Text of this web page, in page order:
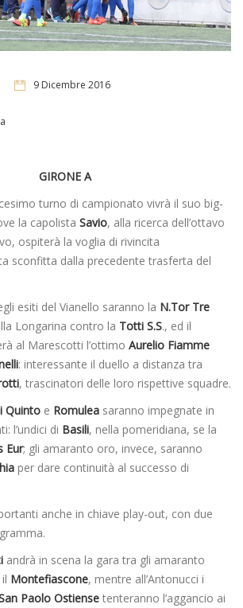
9 Dicembre 2016
GIRONE A
turno di campionato vivrà il suo big-
la capolista Savio, alla ricerca dell’ottavo
ospiterà la voglia di rivincita
sconfitta dalla precedente trasferta del
esiti del Vianello saranno la N.Tor Tre
Longarina contro la Totti S.S., ed il
al Marescotti l’ottimo Aurelio Fiamme
: interessante il duello a distanza tra
, trascinatori delle loro rispettive squadre.
Quinto e Romulea saranno impegnate in
l’undici di Basili, nella pomeridiana, se la
Eur; gli amaranto oro, invece, saranno
per dare continuità al successo di
anche in chiave play-out, con due
andrà in scena la gara tra gli amaranto
Montefiascone, mentre all’Antonucci i
Paolo Ostiense tenteranno l’aggancio ai